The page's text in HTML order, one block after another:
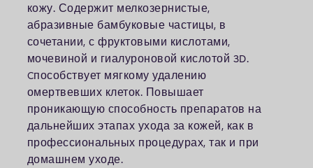
кожу. Содержит мелкозернистые,
абразивные бамбуковые частицы, в
сочетании, с фруктовыми кислотами,
мочевиной и гиалуроновой кислотой 3D.
Cпособствует мягкому удалению
омертвевших клеток. Повышает
проникающую способность препаратов на
дальнейших этапах ухода за кожей, как в
профессиональных процедурах, так и при
домашнем уходе.